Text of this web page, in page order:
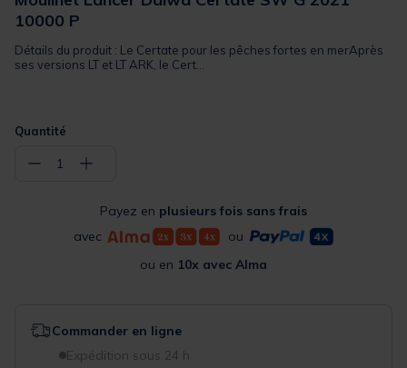
10000 P
Détails du produit : Le Certate pour les pêches fortes en merAprès
ses versions LT et LT ARK, le Cert...
Quantité
− 1 +
Payez en plusieurs fois sans frais
avec
ou
ou en 10x avec Alma
Commander en ligne
Expédition sous 24 h